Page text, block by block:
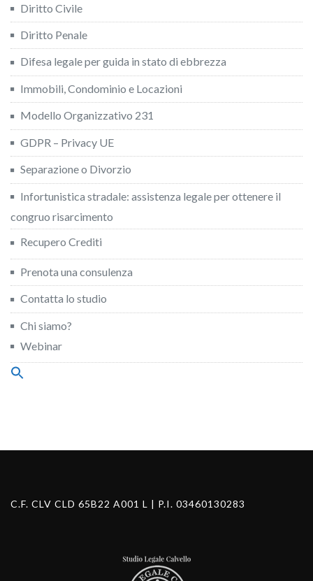
Diritto Civile
Diritto Penale
Difesa legale per guida in stato di ebbrezza
Immobili, Condominio e Locazioni
Modello Organizzativo 231
GDPR – Privacy UE
Separazione o Divorzio
Infortunistica stradale: assistenza legale per ottenere il
congruo risarcimento
Recupero Crediti
Prenota una consulenza
Contatta lo studio
Chi siamo?
Webinar
Search
C.F. CLV CLD 65B22 A001 L | P.I. 03460130283